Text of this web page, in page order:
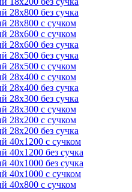
28х800 без сучка
28х800 с сучком
28х600 с сучком
28х600 без сучка
28х500 без сучка
28х500 с сучком
28х400 с сучком
28х400 без сучка
28х300 без сучка
28х300 с сучком
28х200 с сучком
28х200 без сучка
40х1200 с сучком
40х1200 без сучка
40х1000 без сучка
40х1000 с сучком
40х800 с сучком